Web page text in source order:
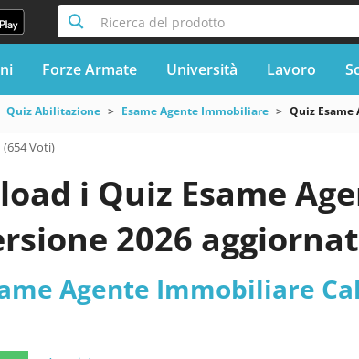
Ricerca del prodotto
Forze Armate Università Lavoro
Quiz Abilitazione Esame Agente Immobiliare Quiz
(654 Voti)
i Quiz Esame
2026
Agente Immobiliare